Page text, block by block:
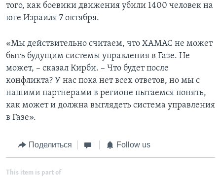
того, как боевики движения убили 1400 человек на
юге Израиля 7 октября.
«Мы действительно считаем, что ХАМАС не может
быть будущим системы управления в Газе. Не
может, – сказал Кирби. – Что будет после
конфликта? У нас пока нет всех ответов, но мы с
нашими партнерами в регионе пытаемся понять,
как может и должна выглядеть система управления
в Газе».
Поделиться Follow us
This item is part of